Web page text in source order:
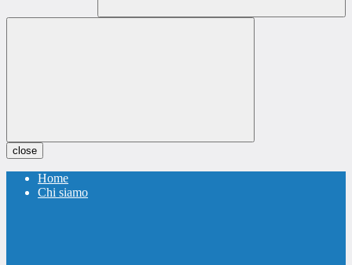
close
Home
Chi siamo